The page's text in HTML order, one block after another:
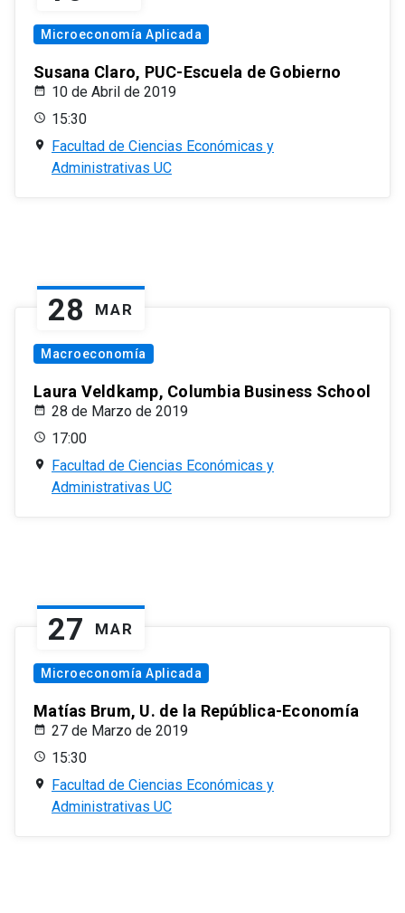
Microeconomía Aplicada
Susana Claro, PUC-Escuela de Gobierno
10 de Abril de 2019
15:30
Facultad de Ciencias Económicas y
Administrativas UC
28 MAR
Macroeconomía
Laura Veldkamp, Columbia Business School
28 de Marzo de 2019
17:00
Facultad de Ciencias Económicas y
Administrativas UC
27 MAR
Microeconomía Aplicada
Matías Brum, U. de la República-Economía
27 de Marzo de 2019
15:30
Facultad de Ciencias Económicas y
Administrativas UC